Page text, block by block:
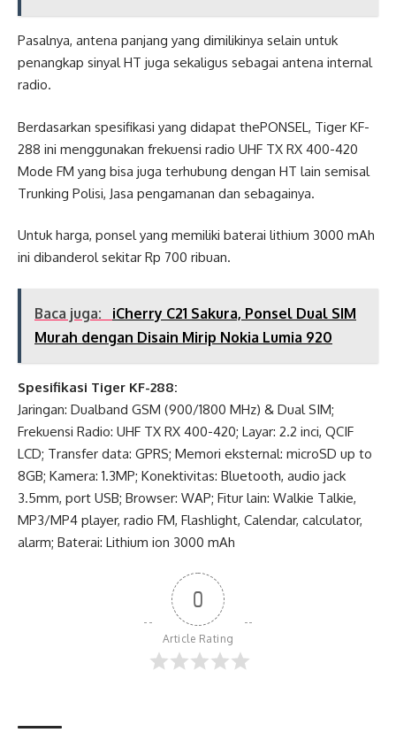
Pasalnya, antena panjang yang dimilikinya selain untuk
penangkap sinyal HT juga sekaligus sebagai antena internal
radio.
Berdasarkan spesifikasi yang didapat thePONSEL, Tiger KF-
288 ini menggunakan frekuensi radio UHF TX RX 400-420
Mode FM yang bisa juga terhubung dengan HT lain semisal
Trunking Polisi, Jasa pengamanan dan sebagainya.
Untuk harga, ponsel yang memiliki baterai lithium 3000 mAh
ini dibanderol sekitar Rp 700 ribuan.
Baca juga:
iCherry C21 Sakura, Ponsel Dual SIM
Murah dengan Disain Mirip Nokia Lumia 920
Spesifikasi Tiger KF-288:
Jaringan: Dualband GSM (900/1800 MHz) & Dual SIM;
Frekuensi Radio: UHF TX RX 400-420; Layar: 2.2 inci, QCIF
LCD; Transfer data: GPRS; Memori eksternal: microSD up to
8GB; Kamera: 1.3MP; Konektivitas: Bluetooth, audio jack
3.5mm, port USB; Browser: WAP; Fitur lain: Walkie Talkie,
MP3/MP4 player, radio FM, Flashlight, Calendar, calculator,
alarm; Baterai: Lithium ion 3000 mAh
0
Article Rating